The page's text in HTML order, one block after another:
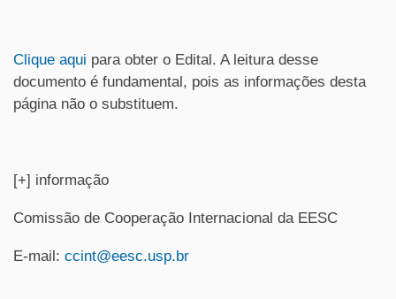
Clique aqui para obter o Edital. A leitura desse
documento é fundamental, pois as informações desta
página não o substituem.
[+] informação
Comissão de Cooperação Internacional da EESC
E-mail: ccint@eesc.usp.br